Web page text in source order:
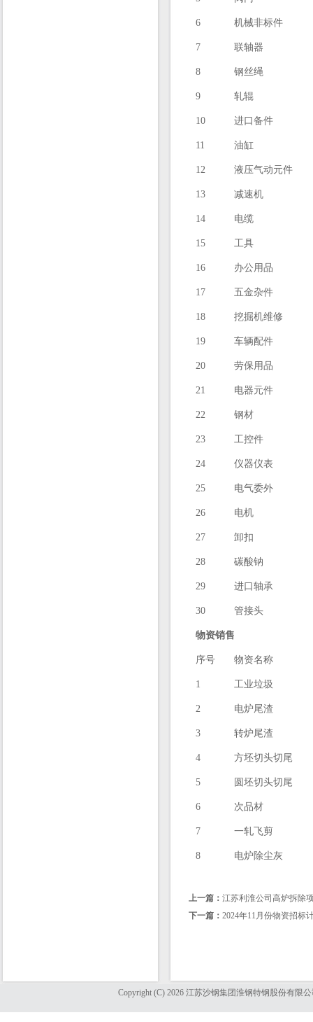
6 机械非标件
7 联轴器
8 钢丝绳
9 轧辊
10 进口备件
11 油缸
12 液压气动元件
13 减速机
14 电缆
15 工具
16 办公用品
17 五金杂件
18 挖掘机维修
19 车辆配件
20 劳保用品
21 电器元件
22 钢材
23 工控件
24 仪器仪表
25 电气委外
26 电机
27 卸扣
28 碳酸钠
29 进口轴承
30 管接头
物资销售
序号 物资名称
1 工业垃圾
2 电炉尾渣
3 转炉尾渣
4 方坯切头切尾
5 圆坯切头切尾
6 次品材
7 一轧飞剪
8 电炉除尘灰
上一篇： 江苏利淮公司高炉拆除
下一篇： 2024年11月份物资招标
Copyright (C) 2026 江苏沙钢集团淮钢特钢股份有限